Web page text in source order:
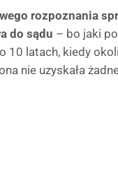
rozpoznania
do sądu – bo jaki
10 latach, kiedy
nie uzyskała